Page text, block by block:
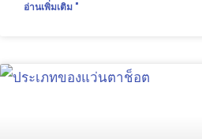
อ่านเพิ่มเติม "